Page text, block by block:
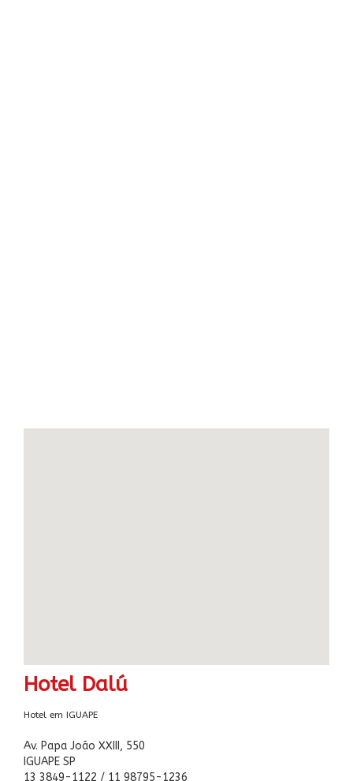
Hotel Dalú
Hotel em IGUAPE
Av. Papa João XXIII, 550
IGUAPE SP
13 3849-1122 / 11 98795-1236